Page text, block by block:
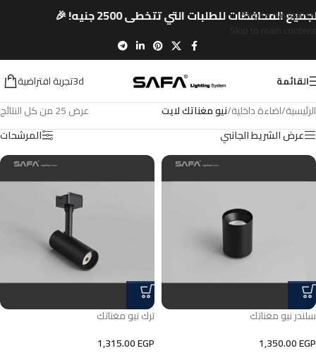
المحافظات للطلبات التي تتخطى 2500 جنيه! 🎉
Skip to navigation
Skip to main content
القائمة
3dتجربة افتراضية
الرئيسية/اضاءة داخلية/نيو مغناتك لايت عرض ⁦25⁩ من كل النتائج
عرض الشريط الجانبي المرشحات
سلندر نيو مغناتك
1,350.00EGP
ترك نيو مغناتك
1,315.00EGP